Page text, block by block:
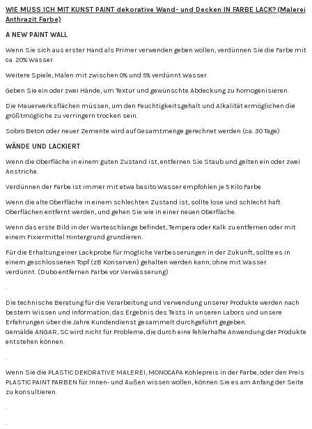
WIE MUSS ICH MIT KUNST PAINT dekorative Wand- und Decken IN FARBE LACK? (Malerei
Anthrazit Farbe)
A NEW PAINT WALL
Wenn Sie sich aus erster Hand als Primer verwenden geben wollen, verdünnen Sie die Farbe mit
ca. 20% Wasser.
Weitere Spiele, Malen mit zwischen 0% und 5% verdünnt Wasser.
Geben Sie ein oder zwei Hände, um Textur und gewünschte Abdeckung zu homogenisieren.
Die Mauerwerksflächen müssen, um den Feuchtigkeitsgehalt und Alkalität ermöglichen die
größtmögliche zu verringern trocken sein.
Sobro Beton oder neuer Zemente wird auf Gesamtmenge gerechnet werden (ca. 30 Tage)
WÄNDE UND LACKIERT
Wenn die Oberfläche in einem guten Zustand ist, entfernen Sie Staub und gelten ein oder zwei
Anstriche.
Verdünnen der Farbe ist immer mit etwa basito Wasser empfohlen je 5 Kilo Farbe
Wenn die alte Oberfläche in einem schlechten Zustand ist, sollte lose und schlecht haft
Oberflächen entfernt werden, und gehen Sie wie in einer neuen Oberfläche.
Wenn das erste Bild in der Warteschlange befindet, Tempera oder Kalk zu entfernen oder mit
einem Fixiermittel Hintergrund grundieren.
Für die Erhaltung einer Lackprobe für mögliche Verbesserungen in der Zukunft, sollte es in
einem geschlossenen Topf (zB Konserven) gehalten werden kann, ohne mit Wasser
verdünnt. (Dubo entfernen Farbe vor Verwässerung)
.
Die technische Beratung für die Verarbeitung und Verwendung unserer Produkte werden nach
bestem Wissen und Information, das Ergebnis des Tests in unseren Labors und unsere
Erfahrungen über die Jahre Kundendienst gesammelt durchgeführt gegeben.
Gemälde ANGAR, SC wird nicht für Probleme, die durch eine fehlerhafte Anwendung der Produkte
entstehen können.
.
Wenn Sie die PLASTIC DEKORATIVE MALEREI, MONOCAPA Kohlepreis in der Farbe, oder den Preis
PLASTIC PAINT FARBEN für Innen- und Außen wissen wollen, können Sie es am Anfang der Seite
zu konsultieren.
.
.